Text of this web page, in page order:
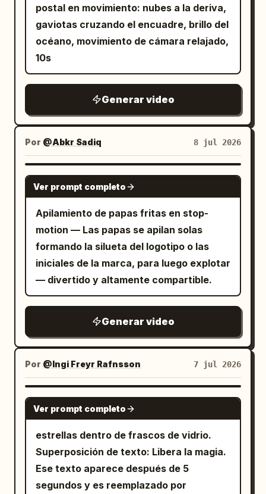
desgastados. La arranca: se
sobrecalienta convirtiéndose en un
látigo de plasma brillante. Lanza la
cadena directamente hacia la lente de la
cámara. Sonido de metal chirriante, un
crepitar rugiente de energía y el sonido
silencio.
postal en movimiento: nubes a la deriva,
gaviotas cruzando el encuadre, brillo del
océano, movimiento de cámara relajado,
10s
Generar video
Por @Abkr Sadiq 8 jul 2026
SEEDANCE 2.0
Ver prompt completo
Apilamiento de papas fritas en stop-
motion — Las papas se apilan solas
formando la silueta del logotipo o las
iniciales de la marca, para luego explotar
— divertido y altamente compartible.
Generar video
Por @Ingi Freyr Rafnsson 7 jul 2026
GROK IMAGINE
Ver prompt completo
estrellas dentro de frascos de vidrio.
Superposición de texto: Libera la magia.
Ese texto aparece después de 5
segundos y es reemplazado por